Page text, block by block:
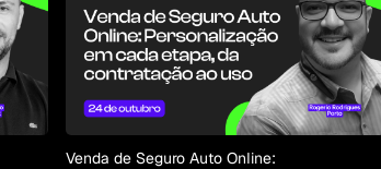
Venda de Seguro Auto Online: